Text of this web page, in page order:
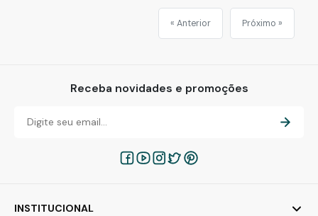
« Anterior Próximo »
Receba novidades e promoções
INSTITUCIONAL